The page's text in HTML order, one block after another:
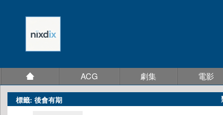
ACG 劇集 電影
標籤: 後會有期